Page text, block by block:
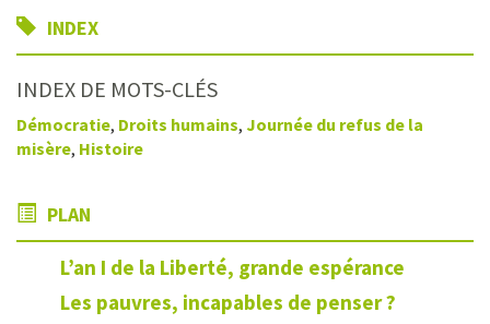
INDEX
INDEX DE MOTS-CLÉS
Démocratie, Droits humains, Journée du refus de la
misère, Histoire
PLAN
L’an I de la Liberté, grande espérance
Les pauvres, incapables de penser ?